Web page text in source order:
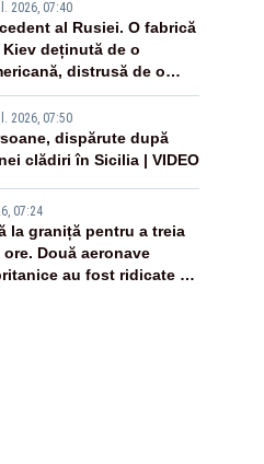
2026, 07:40
al Rusiei. O fabrică
deținută de o
distrusă de o
2026, 07:50
dispărute după
clădiri în Sicilia | VIDEO
07:24
la graniță pentru a treia
Două aeronave
au fost ridicate de